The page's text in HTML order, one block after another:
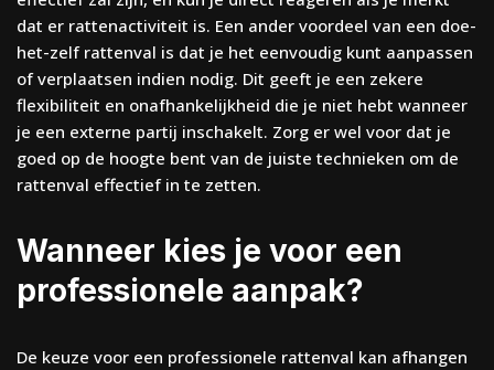
dat er rattenactiviteit is. Een ander voordeel van een doe-
het-zelf rattenval is dat je het eenvoudig kunt aanpassen
of verplaatsen indien nodig. Dit geeft je een zekere
flexibiliteit en onafhankelijkheid die je niet hebt wanneer
je een externe partij inschakelt. Zorg er wel voor dat je
goed op de hoogte bent van de juiste technieken om de
rattenval effectief in te zetten.
Wanneer kies je voor een
professionele aanpak?
De keuze voor een professionele rattenval kan afhangen